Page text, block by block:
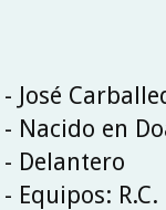
- José
- Nacido en
- Delantero
- Equipos: